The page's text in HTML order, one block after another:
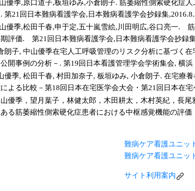
優季,原口道子,板垣ゆみ,小倉朗子. 筋萎縮性側索硬化症
第21回日本難病看護学会,日本難病看護学会抄録集
優季,松田千春,申于定,五十嵐雪絵,川田明広,谷口亮一.
評価. 第21回日本難病看護学会,日本難病看護学会抄録
朗子, 中山優季在宅人工呼吸管理のリスク分析に基づく
開事例の分析－. 第19回日本看護管理学会学術集会, 横浜
優季, 松田千春, 村田加奈子, 板垣ゆみ, 小倉朗子. 在宅療
よる比較－第18回日本在宅医学会大会・第21回日本在宅
優季，望月葉子，林健太郎，木田耕太，木村英紀，長
る筋萎縮性側索硬化症患者における中枢感覚機能の評
難病ケア看護ユニッ
難病ケア看護ユニッ
サイト利用案内